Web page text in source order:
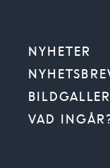
VÄLJ
NYHETER
VAD